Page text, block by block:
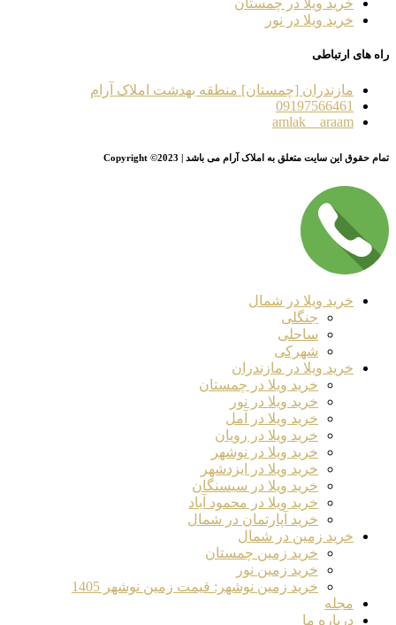
خرید ویلا در نور
راه های ارتباطی
مازندران [چمستان] منطقه بهدشت املاک آرام
09197566461
amlak__araam
تمام حقوق این سایت متعلق به املاک آرام می باشد | Copyright ©2023
خرید ویلا در شمال
جنگلی
ساحلی
شهرکی
خرید ویلا در مازندران
خرید ویلا در چمستان
خرید ویلا در نور
خرید ویلا در آمل
خرید ویلا در رویان
خرید ویلا در نوشهر
خرید ویلا در ایزدشهر
خرید ویلا در سیسنگان
خرید ویلا در محمود آباد
خرید آپارتمان در شمال
خرید زمین در شمال
خرید زمین چمستان
خرید زمین نور
خرید زمین نوشهر: قیمت زمین نوشهر 1405
مجله
درباره ما